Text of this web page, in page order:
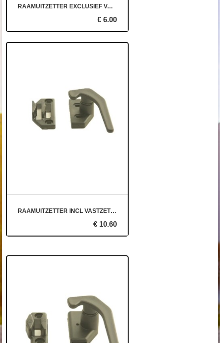
RAAMUITZETTER EXCLUSIEF VASTZETPLAAT
€ 6.00
RAAMUITZETTER INCL VASTZETPLAAT
€ 10.60